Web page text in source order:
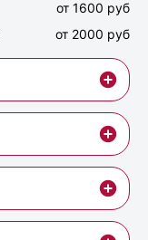
от 1600 руб
от 2000 руб